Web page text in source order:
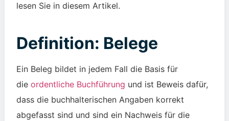
lesen Sie in diesem Artikel.
Definition: Belege
Ein Beleg bildet in jedem Fall die Basis für
die ordentliche Buchführung und ist Beweis dafür,
dass die buchhalterischen Angaben korrekt
abgefasst sind und sind ein Nachweis für die